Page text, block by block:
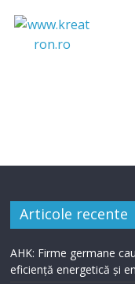
Articole recente
AHK: Firme germane
eficiență energetică și